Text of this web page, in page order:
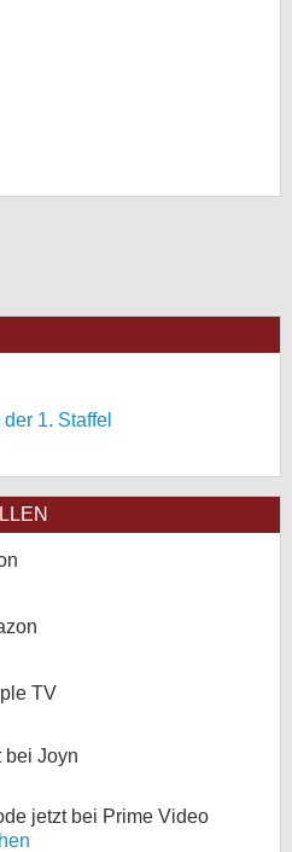
1. Staffel
TV
bei Joyn
jetzt bei Prime Video